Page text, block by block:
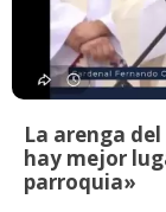
La arenga
hay mejor
parroquia»